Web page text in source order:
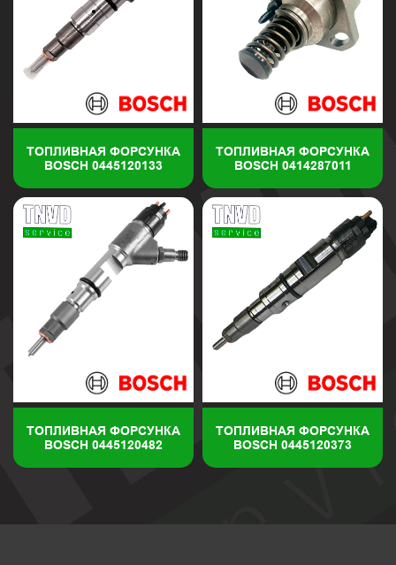
ТОПЛИВНАЯ ФОРСУНКА
BOSCH 0445120133
ТОПЛИВНАЯ ФОРСУНКА
BOSCH 0414287011
ТОПЛИВНАЯ ФОРСУНКА
BOSCH 0445120482
ТОПЛИВНАЯ ФОРСУНКА
BOSCH 0445120373